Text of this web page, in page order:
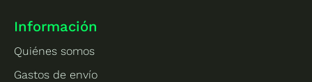
Información
Quiénes somos
Gastos de envío